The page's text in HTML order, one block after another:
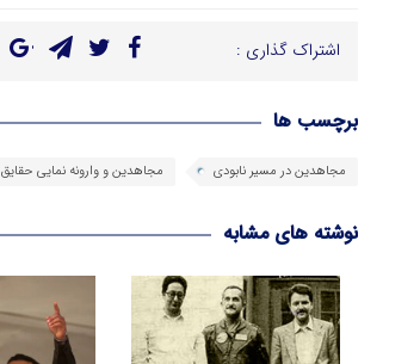
اشتراک گذاری :
برچسب ها
مجاهدین در مسیر نابودی مجاهدین و وارونه نمایی حقایق
نوشته های مشابه